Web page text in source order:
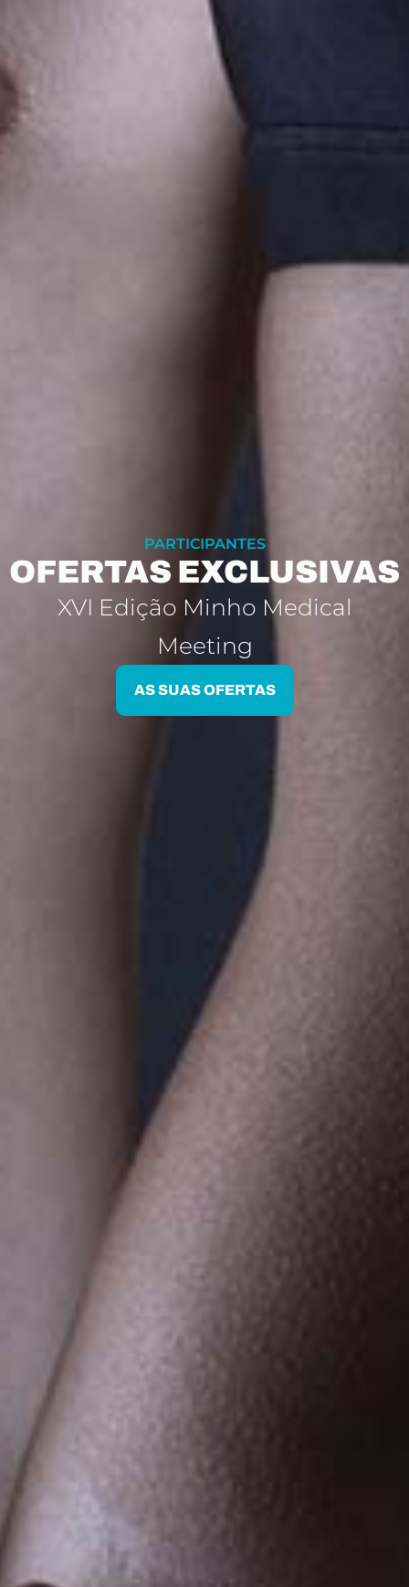
PARTICIPANTES
OFERTAS EXCLUSIVAS
XVI Edição Minho Medical
Meeting
AS SUAS OFERTAS